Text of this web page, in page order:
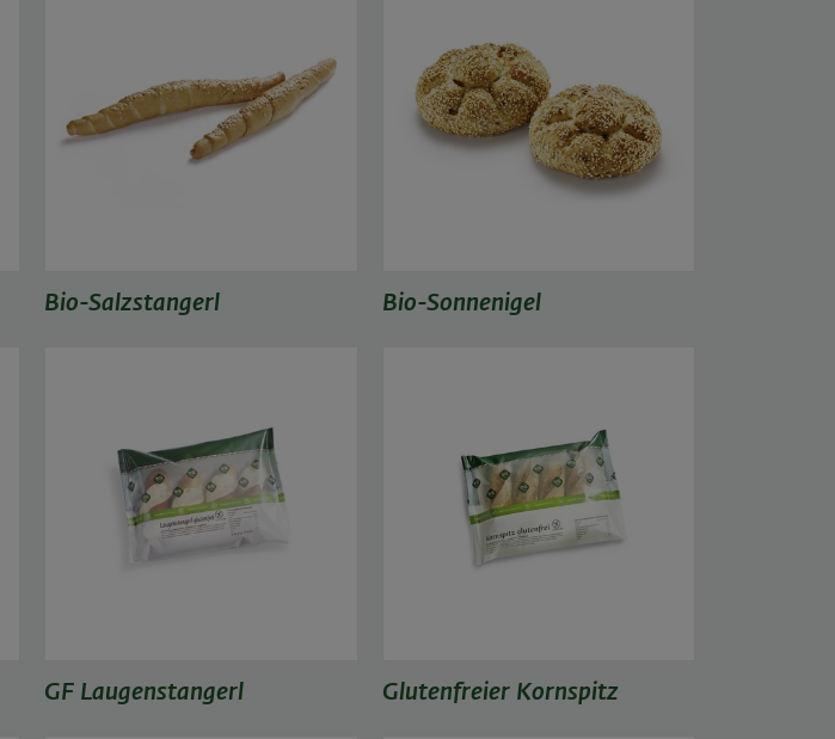
Bio-Salzstangerl Bio-Sonnenigel
GF Laugenstangerl Glutenfreier Kornspitz